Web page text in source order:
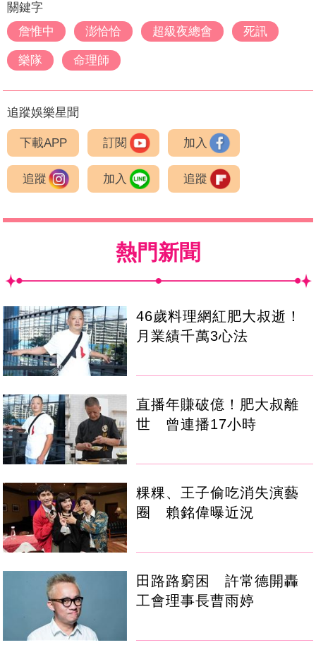
關鍵字
詹惟中
澎恰恰 超級夜總會 死訊
樂隊 命理師
追蹤娛樂星聞
下載APP 訂閱 加入
追蹤 加入 追蹤
熱門新聞
46歲料理網紅肥大叔逝！
月業績千萬3心法
直播年賺破億！肥大叔離
世 曾連播17小時
粿粿、王子偷吃消失演藝
圈 賴銘偉曝近況
田路路窮困 許常德開轟
工會理事長曹雨婷